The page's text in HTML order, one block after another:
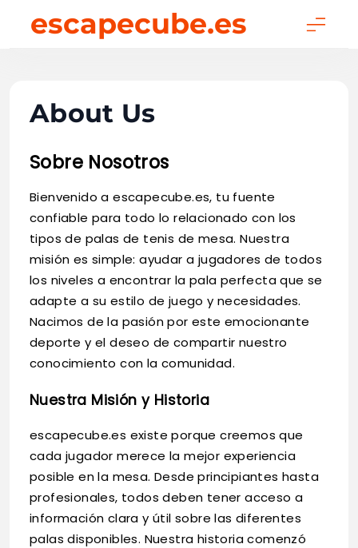
escapecube.es
About Us
Sobre Nosotros
Bienvenido a escapecube.es, tu fuente
confiable para todo lo relacionado con los
tipos de palas de tenis de mesa. Nuestra
misión es simple: ayudar a jugadores de todos
los niveles a encontrar la pala perfecta que se
adapte a su estilo de juego y necesidades.
Nacimos de la pasión por este emocionante
deporte y el deseo de compartir nuestro
conocimiento con la comunidad.
Nuestra Misión y Historia
escapecube.es existe porque creemos que
cada jugador merece la mejor experiencia
posible en la mesa. Desde principiantes hasta
profesionales, todos deben tener acceso a
información clara y útil sobre las diferentes
palas disponibles. Nuestra historia comenzó